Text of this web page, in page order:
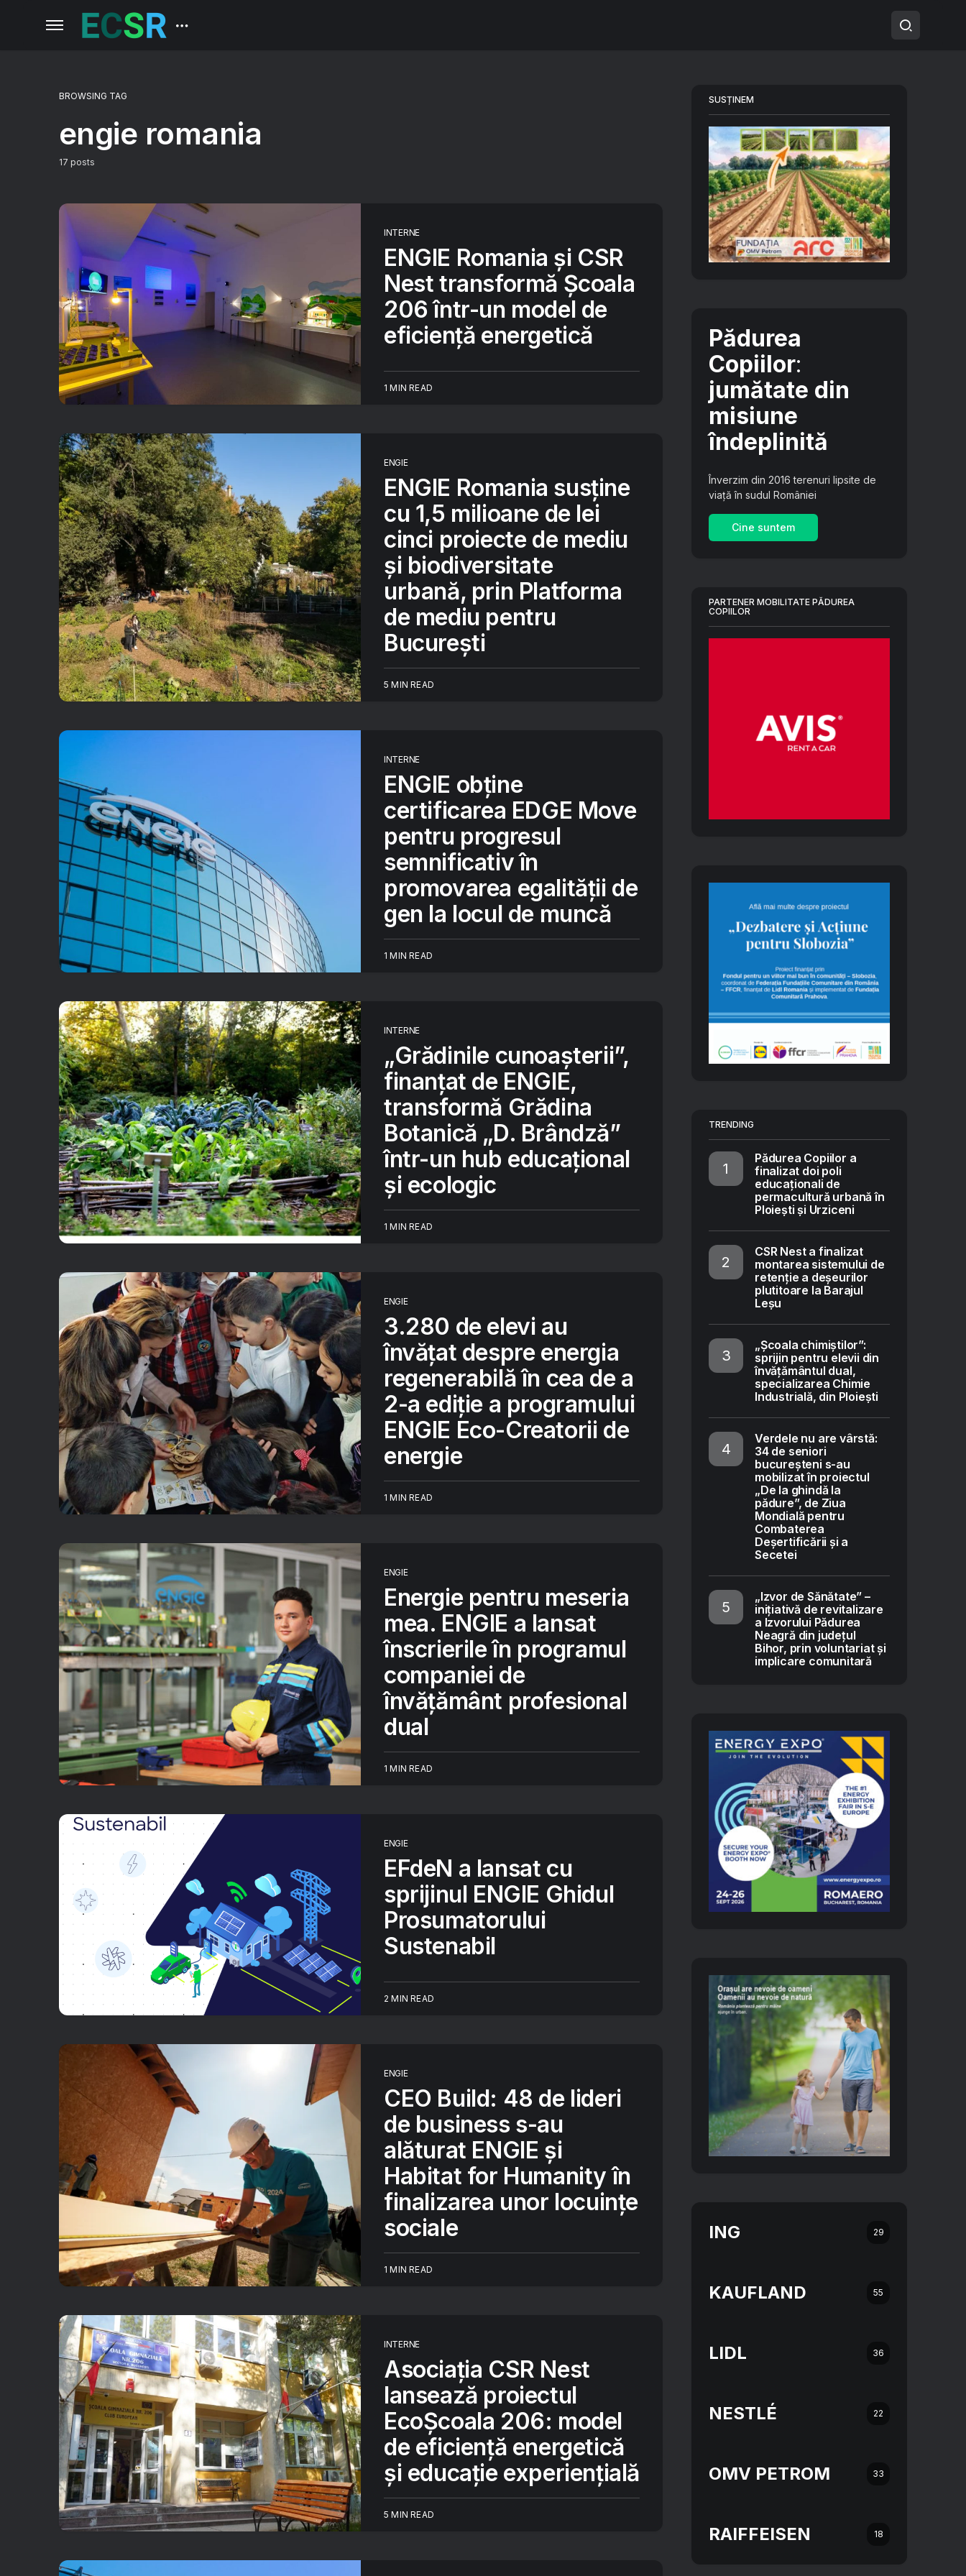
BROWSING TAG
engie romania
17 posts
INTERNE
ENGIE Romania și CSR
Nest transformă Școala
206 într-un model de
eficiență energetică
1 MIN READ
ENGIE
ENGIE Romania susține
cu 1,5 milioane de lei
cinci proiecte de mediu
și biodiversitate
urbană, prin Platforma
de mediu pentru
București
5 MIN READ
INTERNE
ENGIE obține
certificarea EDGE Move
pentru progresul
semnificativ în
promovarea egalității de
gen la locul de muncă
1 MIN READ
INTERNE
„Grădinile cunoașterii”,
finanțat de ENGIE,
transformă Grădina
Botanică „D. Brândză”
într-un hub educațional
și ecologic
1 MIN READ
ENGIE
3.280 de elevi au
învățat despre energia
regenerabilă în cea de a
2-a ediție a programului
ENGIE Eco-Creatorii de
energie
1 MIN READ
ENGIE
Energie pentru meseria
mea. ENGIE a lansat
înscrierile în programul
companiei de
învățământ profesional
dual
1 MIN READ
ENGIE
EFdeN a lansat cu
sprijinul ENGIE Ghidul
Prosumatorului
Sustenabil
2 MIN READ
ENGIE
CEO Build: 48 de lideri
de business s-au
alăturat ENGIE și
Habitat for Humanity în
finalizarea unor locuințe
sociale
1 MIN READ
INTERNE
Asociația CSR Nest
lansează proiectul
EcoȘcoala 206: model
de eficiență energetică
și educație experiențială
5 MIN READ
SUSȚINEM
Pădurea
Copiilor:
jumătate din
misiune
îndeplinită
Înverzim din 2016 terenuri lipsite de
viață în sudul României
Cine suntem
PARTENER MOBILITATE PĂDUREA
COPIILOR
TRENDING
Pădurea Copiilor a
finalizat doi poli
educaționali de
permacultură urbană în
Ploiești și Urziceni
CSR Nest a finalizat
montarea sistemului de
retenție a deșeurilor
plutitoare la Barajul
Leșu
„Școala chimiștilor”:
sprijin pentru elevii din
învățământul dual,
specializarea Chimie
Industrială, din Ploiești
Verdele nu are vârstă:
34 de seniori
bucureșteni s-au
mobilizat în proiectul
„De la ghindă la
pădure”, de Ziua
Mondială pentru
Combaterea
Deșertificării și a
Secetei
„Izvor de Sănătate” –
inițiativă de revitalizare
a Izvorului Pădurea
Neagră din județul
Bihor, prin voluntariat și
implicare comunitară
ING 29
KAUFLAND 55
LIDL 36
NESTLÉ 22
OMV PETROM 33
RAIFFEISEN 18